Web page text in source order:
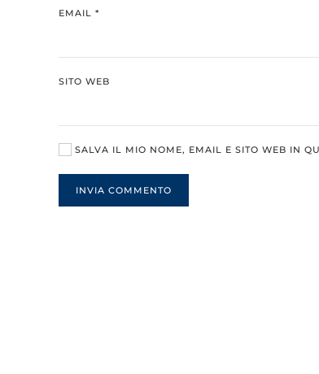
EMAIL *
SITO WEB
SALVA IL MIO NOME, EMAIL E SITO WEB IN
INVIA COMMENTO